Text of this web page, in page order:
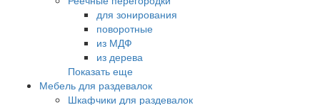
для зонирования
поворотные
из МДФ
из дерева
Показать еще
Мебель для раздевалок
Шкафчики для раздевалок